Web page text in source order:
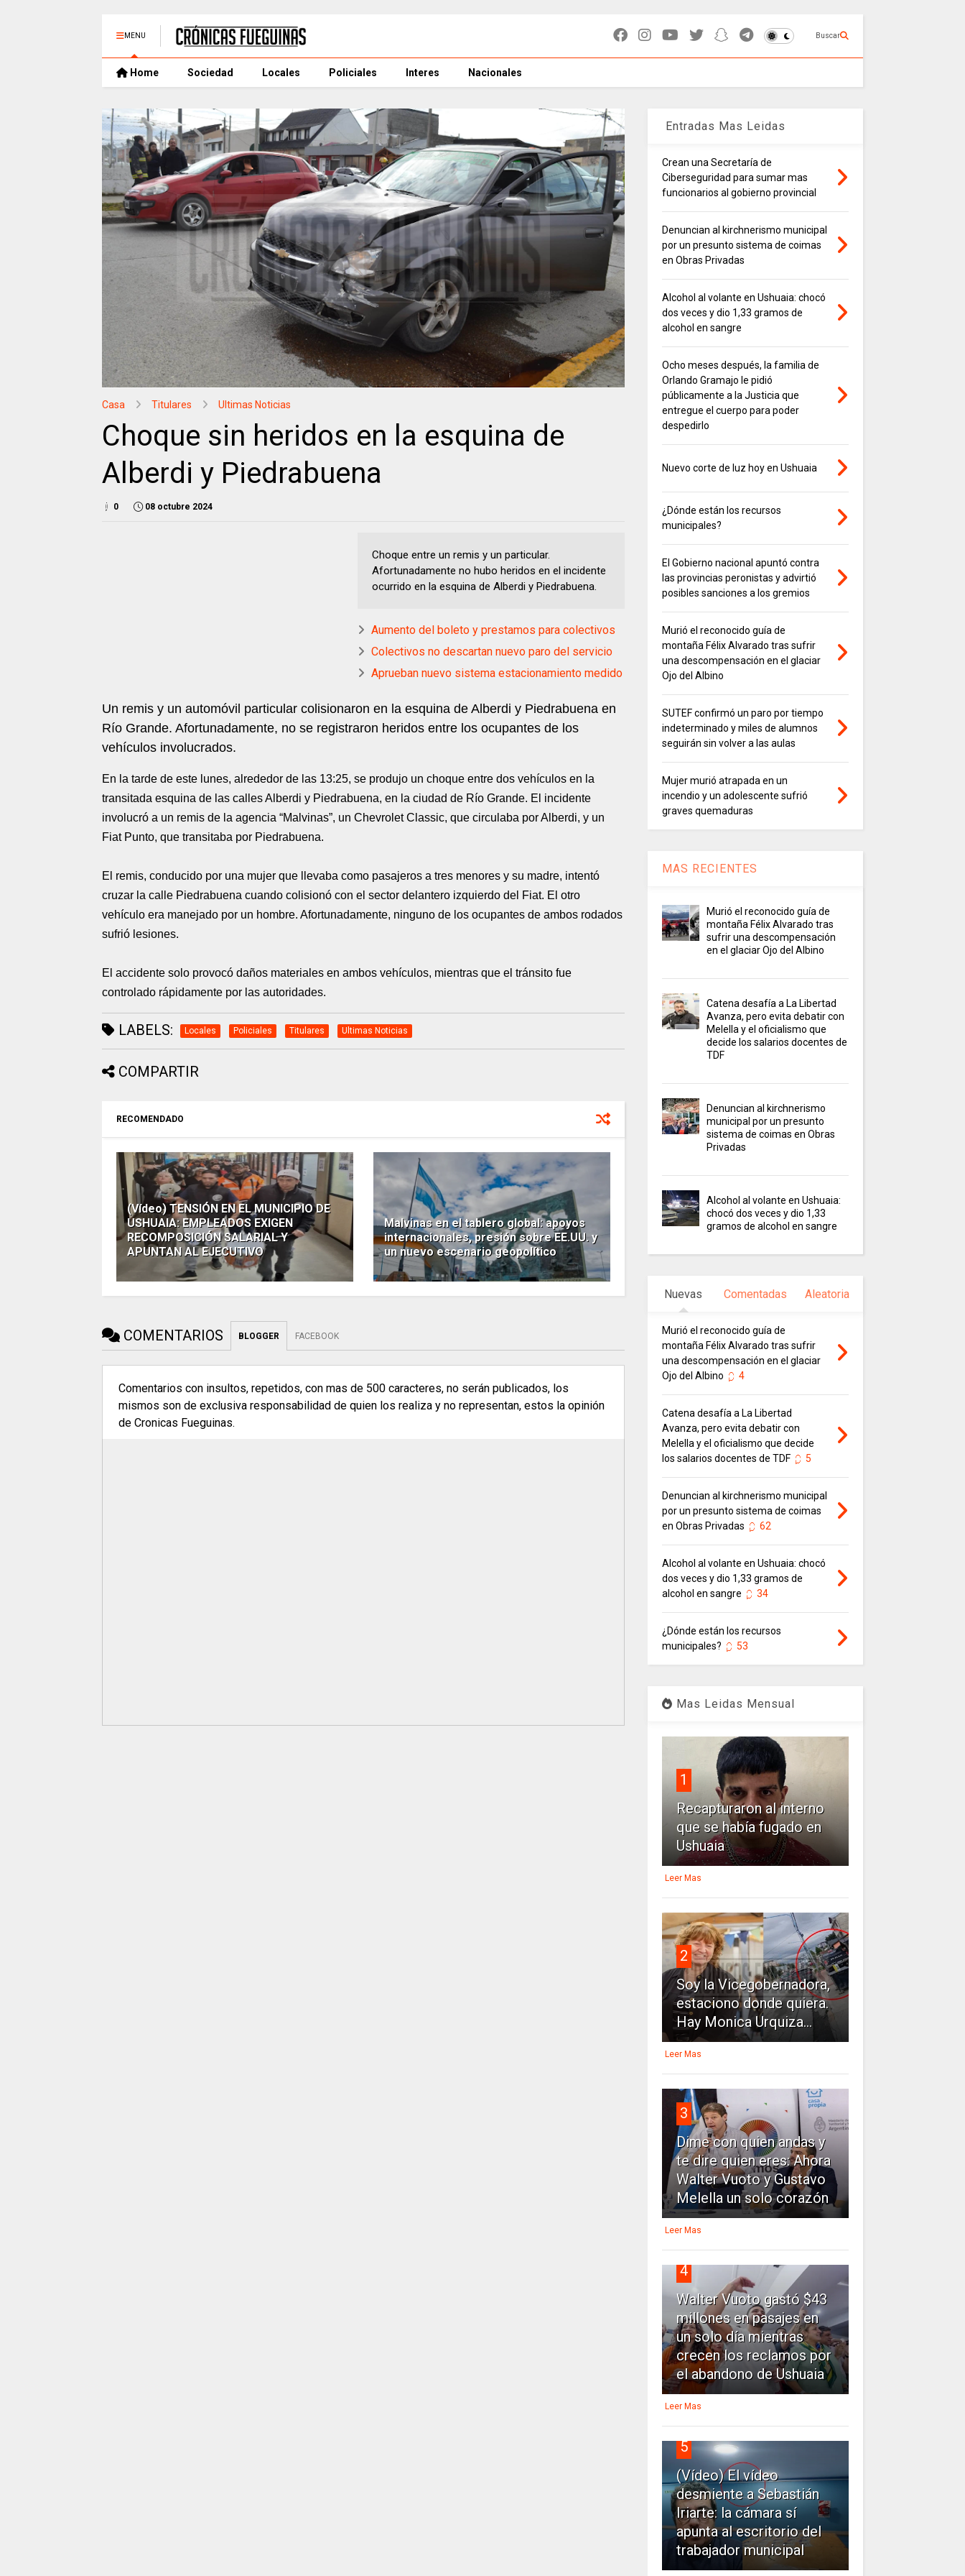
MENU Buscar
Home Sociedad Locales Policiales Interes Nacionales
Casa Titulares Ultimas Noticias
Choque sin heridos en la esquina de
Alberdi y Piedrabuena
0 08 octubre 2024
Choque entre un remis y un particular.
Afortunadamente no hubo heridos en el incidente
ocurrido en la esquina de Alberdi y Piedrabuena.
Aumento del boleto y prestamos para colectivos
Colectivos no descartan nuevo paro del servicio
Aprueban nuevo sistema estacionamiento medido
Un remis y un automóvil particular colisionaron en la esquina de Alberdi y Piedrabuena en
Río Grande. Afortunadamente, no se registraron heridos entre los ocupantes de los
vehículos involucrados.
En la tarde de este lunes, alrededor de las 13:25, se produjo un choque entre dos vehículos en la
transitada esquina de las calles Alberdi y Piedrabuena, en la ciudad de Río Grande. El incidente
involucró a un remis de la agencia “Malvinas”, un Chevrolet Classic, que circulaba por Alberdi, y un
Fiat Punto, que transitaba por Piedrabuena.
El remis, conducido por una mujer que llevaba como pasajeros a tres menores y su madre, intentó
cruzar la calle Piedrabuena cuando colisionó con el sector delantero izquierdo del Fiat. El otro
vehículo era manejado por un hombre. Afortunadamente, ninguno de los ocupantes de ambos rodados
sufrió lesiones.
El accidente solo provocó daños materiales en ambos vehículos, mientras que el tránsito fue
controlado rápidamente por las autoridades.
LABELS: Locales Policiales Titulares Ultimas Noticias
COMPARTIR
RECOMENDADO
(Vídeo) TENSIÓN EN EL MUNICIPIO DE
USHUAIA: EMPLEADOS EXIGEN
RECOMPOSICIÓN SALARIAL Y
APUNTAN AL EJECUTIVO
Malvinas en el tablero global: apoyos
internacionales, presión sobre EE.UU. y
un nuevo escenario geopolítico
COMENTARIOS BLOGGER FACEBOOK
Comentarios con insultos, repetidos, con mas de 500 caracteres, no serán publicados, los
mismos son de exclusiva responsabilidad de quien los realiza y no representan, estos la opinión
de Cronicas Fueguinas.
Entradas Mas Leidas
Crean una Secretaría de
Ciberseguridad para sumar mas
funcionarios al gobierno provincial
Denuncian al kirchnerismo municipal
por un presunto sistema de coimas
en Obras Privadas
Alcohol al volante en Ushuaia: chocó
dos veces y dio 1,33 gramos de
alcohol en sangre
Ocho meses después, la familia de
Orlando Gramajo le pidió
públicamente a la Justicia que
entregue el cuerpo para poder
despedirlo
Nuevo corte de luz hoy en Ushuaia
¿Dónde están los recursos
municipales?
El Gobierno nacional apuntó contra
las provincias peronistas y advirtió
posibles sanciones a los gremios
Murió el reconocido guía de
montaña Félix Alvarado tras sufrir
una descompensación en el glaciar
Ojo del Albino
SUTEF confirmó un paro por tiempo
indeterminado y miles de alumnos
seguirán sin volver a las aulas
Mujer murió atrapada en un
incendio y un adolescente sufrió
graves quemaduras
MAS RECIENTES
Murió el reconocido guía de
montaña Félix Alvarado tras
sufrir una descompensación
en el glaciar Ojo del Albino
Catena desafía a La Libertad
Avanza, pero evita debatir con
Melella y el oficialismo que
decide los salarios docentes de
TDF
Denuncian al kirchnerismo
municipal por un presunto
sistema de coimas en Obras
Privadas
Alcohol al volante en Ushuaia:
chocó dos veces y dio 1,33
gramos de alcohol en sangre
Nuevas Comentadas Aleatoria
Murió el reconocido guía de
montaña Félix Alvarado tras sufrir
una descompensación en el glaciar
Ojo del Albino
4
Catena desafía a La Libertad
Avanza, pero evita debatir con
Melella y el oficialismo que decide
los salarios docentes de TDF
5
Denuncian al kirchnerismo municipal
por un presunto sistema de coimas
en Obras Privadas
62
Alcohol al volante en Ushuaia: chocó
dos veces y dio 1,33 gramos de
alcohol en sangre
34
¿Dónde están los recursos
municipales?
53
Mas Leidas Mensual
1
Recapturaron al interno
que se había fugado en
Ushuaia
Leer Mas
2
Soy la Vicegobernadora,
estaciono donde quiera.
Hay Monica Urquiza...
Leer Mas
3
Dime con quien andas y
te dire quien eres: Ahora
Walter Vuoto y Gustavo
Melella un solo corazón
Leer Mas
4
Walter Vuoto gastó $43
millones en pasajes en
un solo día mientras
crecen los reclamos por
el abandono de Ushuaia
Leer Mas
5
(Vídeo) El vídeo
desmiente a Sebastián
Iriarte: la cámara sí
apunta al escritorio del
trabajador municipal